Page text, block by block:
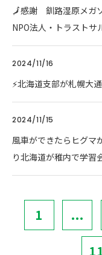
🗾感謝 釧路湿原メガ
NPO法人・トラストサ
2024/11/16
⚡北海道支部が札幌大
2024/11/15
風車ができたらヒグ
り北海道が稚内で学習
1 ...